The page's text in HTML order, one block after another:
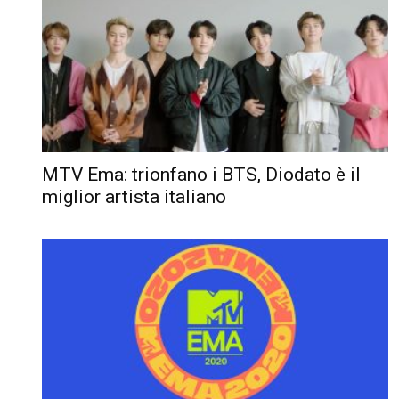
MTV Ema: trionfano i BTS, Diodato è il
miglior artista italiano